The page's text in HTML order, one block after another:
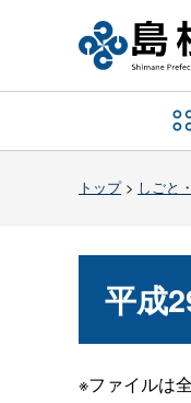
トップ> しごと
平成
※ファイルは